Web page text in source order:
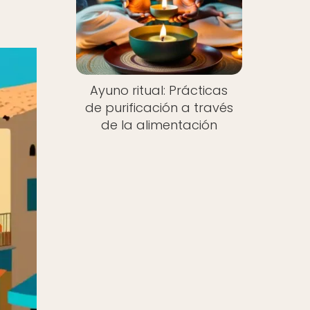
Ayuno ritual: Prácticas
de purificación a través
de la alimentación